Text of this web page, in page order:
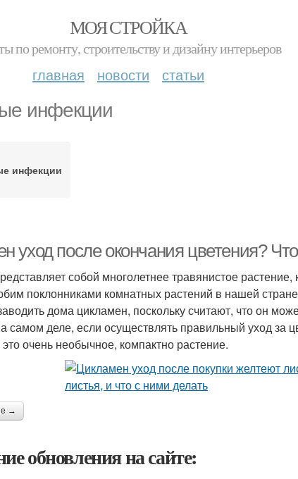
МОЯ СТРОЙКА
по ремонту, строительству и дизайну интерьеров
главная новости статьи
инфекции
инфекции
уход после окончания цветения?
собой многолетнее травянистое растение,
поклонниками комнатных растений в нашей
дома цикламен, поскольку считают, что он
самом деле, если осуществлять правильный уход за
очень необычное, компактно растение.
→
обновления на сайте: